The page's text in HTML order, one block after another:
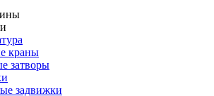
краны
затворы
задвижки